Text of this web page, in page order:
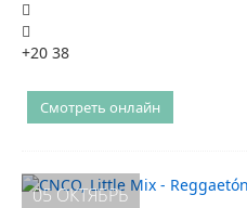
+20 38
Смотреть онлайн
05 ОКТЯБРЬ